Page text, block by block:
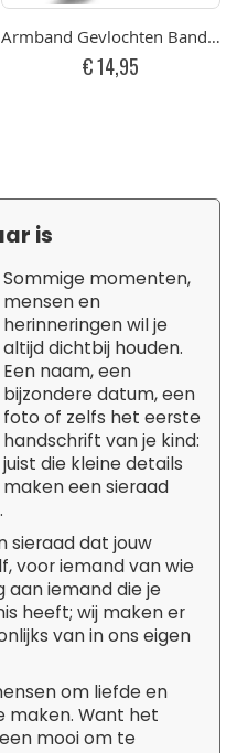
19cm
Armband Gevlochten Band
€ 14,95
is
Sommige momenten,
mensen en
herinneringen wil je
altijd dichtbij houden.
Een naam, een
bijzondere datum, een
foto of zelfs het eerste
handschrift van je kind:
juist die kleine details
maken een sieraad
sieraad dat jouw
voor iemand van wie
aan iemand die je
heeft; wij maken er
van in ons eigen
om liefde en
maken. Want het
mooi om te